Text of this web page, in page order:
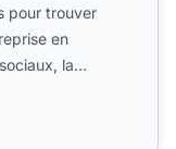
pour trouver
en
la